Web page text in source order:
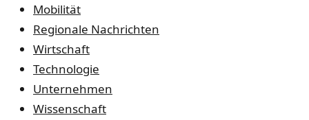
Mobilität
Regionale Nachrichten
Wirtschaft
Technologie
Unternehmen
Wissenschaft